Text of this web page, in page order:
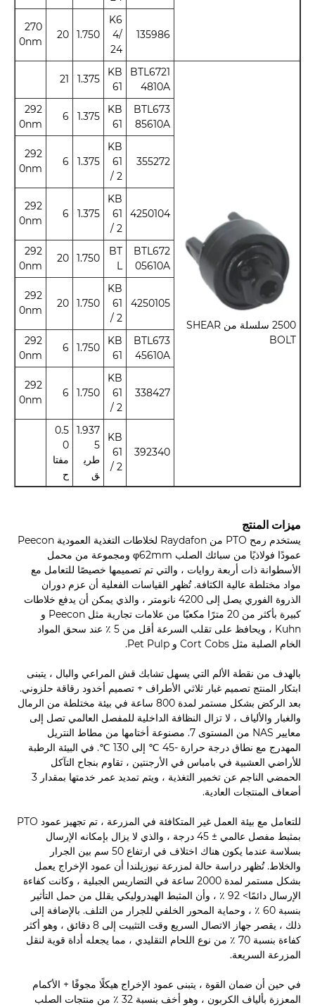
135986
K6
4/
24
1.750
20
270
0nm
2500 سلسلة من SHEAR
BOLT
BTL6721
4810A
KB
61
1.375
21
BTL673
85610A
KB
61
1.375
6
292
0nm
355272
KB
61
/ 2
1.375
6
292
0nm
4250104
KB
61
/ 2
1.375
6
292
0nm
BTL672
05610A
BT
L
1.750
20
292
0nm
4250105
KB
61
/ 2
1.750
20
292
0nm
BTL673
45610A
KB
61
1.750
6
292
0nm
338427
KB
61
/ 2
1.750
6
292
0nm
392340
KB
61
/ 2
1.937
5
طري
ق
0.5
0
مفتا
ح
ميزات المنتج
يستخدم رمح PTO من Raydafon لخلاطات التغذية العمودية Peecon
عمودًا فولاذيًا من سبائك الصلب φ62mm ومجموعة من محمل
الأسطوانة ذات أربعة روايات ، والتي تم تصميمها خصيصًا للتعامل مع
مواد مختلطة عالية الكثافة. تُظهر القياسات الفعلية أن عزم دوران
الذروة الفوري يصل إلى 4200 نانومتر ، والذي يمكن أن يدفع خلاطات
كبيرة بأكثر من 20 مترًا مكعبًا من علامات تجارية مثل Peecon و
Kuhn ، ويحافظ على تقلب السرعة أقل من 5 ٪ عند سحق المواد
الخام الصلبة مثل Cort Cobs و Pet Pulp.
بالهدف من نقطة الألم التي يسهل تشابك قش المراعي والبال ، يتبنى
ابتكار المنتج تصميم غبار ثلاثي الأطراف + تصميم أخدود رقاقة حلزوني.
بعد الركض بشكل مستمر لمدة 800 ساعة في بيئة مختلطة من الرمال
والغبار والألياف ، لا تزال النظافة الداخلية للمفصل العالمي تصل إلى
معايير NAS من المستوى 7. مصنوعة أختامها من مطاط النتريل
المهدرج مع نطاق درجة حرارة -45 ℃ إلى 130 ℃. في البيئة الرطبة
للأراضي العشبية في بامباس في الأرجنتين ، تقاوم بنجاح التآكل
الحمضي الناجم عن تخمير التغذية ، ويتم تمديد عمر خدمتها بمقدار 3
أضعاف المنتجات العادية.
للتعامل مع بيئة العمل غير المتكافئة في المزرعة ، تم تجهيز عمود PTO
بمثبط مفصل عالمي ± 45 درجة ، والذي لا يزال بإمكانه الإرسال
بسلاسة عندما يكون هناك اختلاف في ارتفاع 50 سم بين الجرار
والخلاط. تُظهر دراسة حالة لمزرعة نيوزيلندا أن عمود الإخراج يعمل
بشكل مستمر لمدة 2000 ساعة في التضاريس الجبلية ، وكانت كفاءة
الإرسال دائمًا> 92 ٪ ، وأن المثبط الهيدروليكي يقلل من حمل التأثير
بنسبة 60 ٪ ، وحماية المحور الخلفي للجرار من التلف. بالإضافة إلى
ذلك ، يقصر جهاز الاتصال السريع وقت التثبيت إلى 8 دقائق ، وهو أكثر
كفاءة بنسبة 70 ٪ من نوع اللحام التقليدي ، مما يجعله أداة قوية لنقل
المزرعة السريعة.
في حين أن ضمان القوة ، يتبنى عمود الإخراج هيكلًا مجوفًا + الأكمام
المعززة بألياف الكربون ، وهو أخف بنسبة 32 ٪ من منتجات الصلب